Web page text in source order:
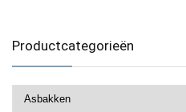
Productcategorieën